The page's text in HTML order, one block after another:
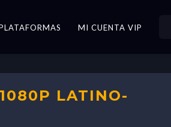
MI CUENTA VIP
LATINO-